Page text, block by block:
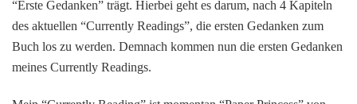
(Erin
Watt)
“Erste Gedanken” trägt. Hierbei geht es darum, nach 4 Kapiteln
des aktuellen “Currently Readings”, die ersten Gedanken zum
Buch los zu werden. Demnach kommen nun die ersten Gedanken
meines Currently Readings.